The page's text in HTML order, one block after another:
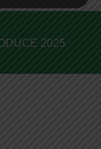
2025